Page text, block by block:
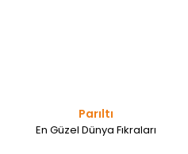
Parıltı
En Güzel Dünya Fıkraları